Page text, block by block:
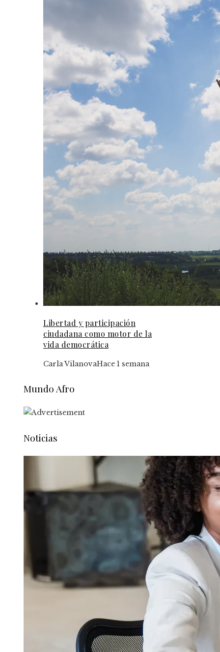
Libertad y participación
ciudadana como motor de la
vida democrática
Carla VilanovaHace 1 semana
Mundo Afro
Noticias